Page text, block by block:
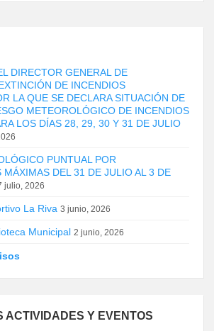
DIRECTOR GENERAL DE
DE INCENDIOS
LA QUE SE DECLARA SITUACIÓN DE
METEOROLÓGICO DE INCENDIOS
LOS DÍAS 28, 29, 30 Y 31 DE JULIO
PUNTUAL POR
MÁXIMAS DEL 31 DE JULIO AL 3 DE
julio, 2026
La Riva 3 junio, 2026
Municipal 2 junio, 2026
ACTIVIDADES Y EVENTOS